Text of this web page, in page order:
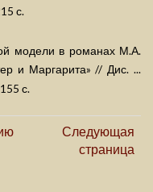
с.
модели в романах М.А.
и Маргарита» // Дис. ...
с.
Следующая
страница